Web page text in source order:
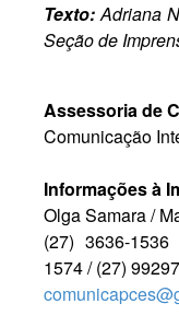
Texto:Adriana
Seção de
Assessoria de
Comunicação
Informações à
Olga Samara /
(27) 3636-
1574 / (27)